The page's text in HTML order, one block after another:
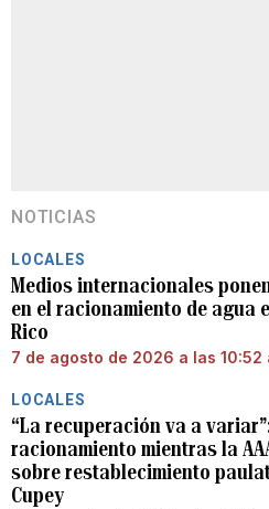
NOTICIAS
LOCALES
Medios internacionales
en el racionamiento de agua
Rico
7 de agosto de 2026 a las 10:52
LOCALES
“La recuperación va a
racionamiento mientras la
sobre restablecimiento
Cupey